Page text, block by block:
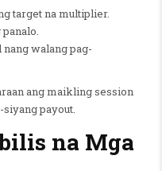
target na multiplier.
nang walang pag-
ang maikling session
payout.
na Mga